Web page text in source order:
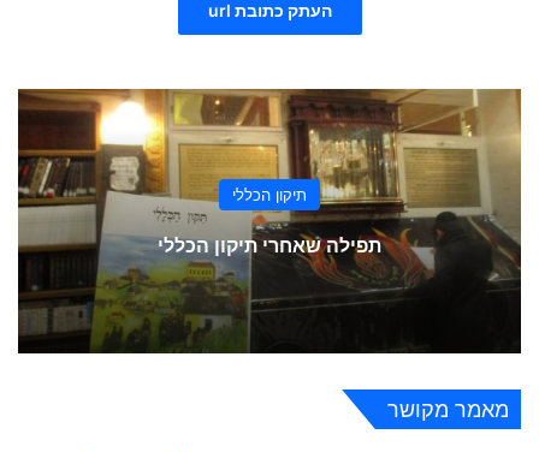
העתק כתובת url
תיקון הכללי
תפילה שאחרי תיקון הכללי
מאמר מקושר